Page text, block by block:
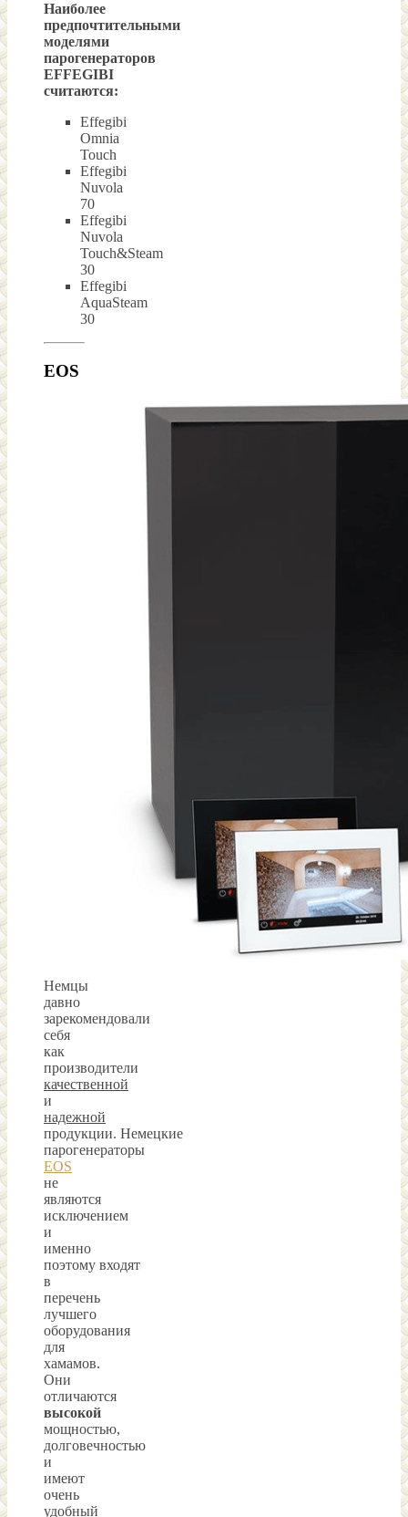
Наиболее
предпочтительными
моделями
парогенераторов
EFFEGIBI
считаются:
Effegibi
Omnia
Touch
Effegibi
Nuvola
70
Effegibi
Nuvola
Touch&Steam
30
Effegibi
AquaSteam
30
EOS
Немцы
давно
зарекомендовали
себя
как
производители
качественной
и
надежной
продукции. Немецкие
парогенераторы
EOS
не
являются
исключением
и
именно
поэтому входят
в
перечень
лучшего
оборудования
для
хамамов.
Они
отличаются
высокой
мощностью,
долговечностью
и
имеют
очень
удобный